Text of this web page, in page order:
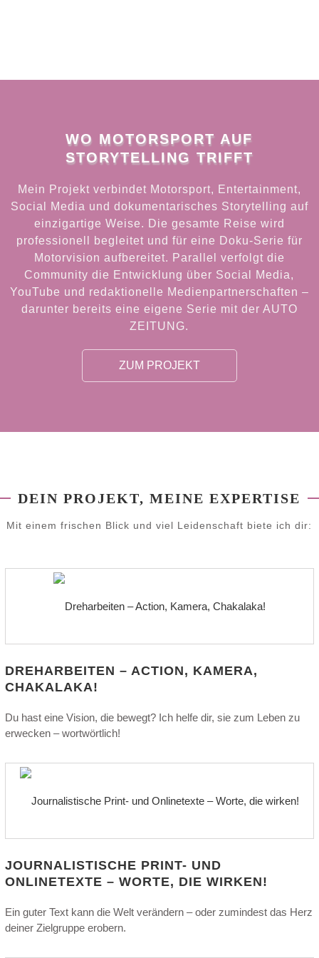
WO MOTORSPORT AUF
STORYTELLING TRIFFT
Mein Projekt verbindet Motorsport, Entertainment,
Social Media und dokumentarisches Storytelling auf
einzigartige Weise. Die gesamte Reise wird
professionell begleitet und für eine Doku-Serie für
Motorvision aufbereitet. Parallel verfolgt die
Community die Entwicklung über Social Media,
YouTube und redaktionelle Medienpartnerschaften –
darunter bereits eine eigene Serie mit der AUTO
ZEITUNG.
ZUM PROJEKT
DEIN PROJEKT, MEINE EXPERTISE
Mit einem frischen Blick und viel Leidenschaft biete ich dir:
DREHARBEITEN – ACTION, KAMERA,
CHAKALAKA!
Du hast eine Vision, die bewegt? Ich helfe dir, sie zum Leben zu
erwecken – wortwörtlich!
JOURNALISTISCHE PRINT- UND
ONLINETEXTE – WORTE, DIE WIRKEN!
Ein guter Text kann die Welt verändern – oder zumindest das Herz
deiner Zielgruppe erobern.